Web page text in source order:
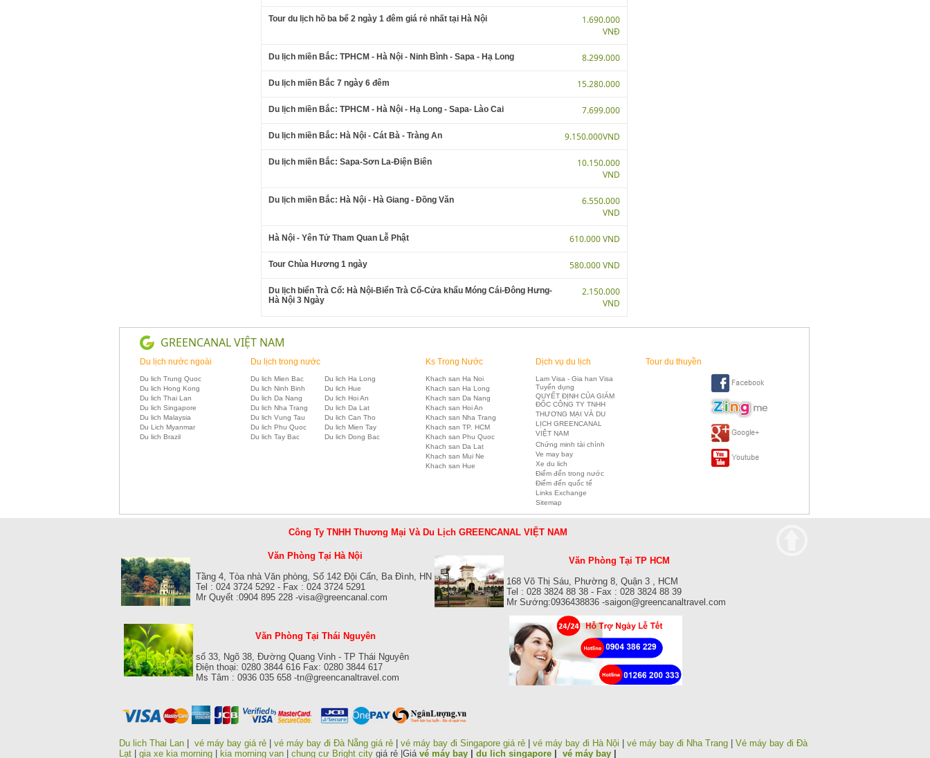
Tour du lịch hồ ba bể 2 ngày 1 đêm giá rẻ nhất tại Hà Nội
1.690.000
VNĐ
Du lịch miền Bắc: TPHCM - Hà Nội - Ninh Bình - Sapa - Hạ Long 8.299.000
Du lịch miền Bắc 7 ngày 6 đêm 15.280.000
Du lịch miền Bắc: TPHCM - Hà Nội - Hạ Long - Sapa- Lào Cai 7.699.000
Du lịch miền Bắc: Hà Nội - Cát Bà - Tràng An 9.150.000VND
Du lịch miền Bắc: Sapa-Sơn La-Điện Biên
10.150.000
VND
Du lịch miền Bắc: Hà Nội - Hà Giang - Đồng Văn
6.550.000
VND
Hà Nội - Yên Tử Tham Quan Lễ Phật 610.000 VND
Tour Chùa Hương 1 ngày 580.000 VND
Du lịch biển Trà Cổ: Hà Nội-Biển Trà Cổ-Cửa khẩu Móng Cái-Đông Hưng-
Hà Nội 3 Ngày
2.150.000
VND
GREENCANAL VIỆT NAM
Du lịch nước ngoài
Du lich Trung Quoc
Du lich Hong Kong
Du lich Thai Lan
Du lich Singapore
Du lich Malaysia
Du Lich Myanmar
Du lich Brazil
Du lịch trong nước
Du lich Mien Bac
Du lich Ha Long
Du lich Ninh Binh
Du lich Hue
Du lich Da Nang
Du lich Hoi An
Du lich Nha Trang
Du lich Da Lat
Du lich Vung Tau
Du lich Can Tho
Du lich Phu Quoc
Du lich Mien Tay
Du lich Tay Bac
Du lich Dong Bac
Ks Trong Nước
Khach san Ha Noi
Khach san Ha Long
Khach san Da Nang
Khach san Hoi An
Khach san Nha Trang
Khach san TP. HCM
Khach san Phu Quoc
Khach san Da Lat
Khach san Mui Ne
Khach san Hue
Dịch vụ du lịch
Lam Visa - Gia han Visa
Tuyển dụng
QUYẾT ĐỊNH CỦA GIÁM
ĐỐC CÔNG TY TNHH
THƯƠNG MẠI VÀ DU
LỊCH GREENCANAL
VIỆT NAM
Chứng minh tài chính
Ve may bay
Xe du lich
Điểm đến trong nước
Điểm đến quốc tế
Links Exchange
Sitemap
Tour du thuyền
Công Ty TNHH Thương Mại Và Du Lịch GREENCANAL VIỆT NAM
Văn Phòng Tại Hà Nội
Tầng 4, Tòa nhà Văn phòng, Số 142 Đội Cấn, Ba Đình, HN
Tel : 024 3724 5292 - Fax : 024 3724 5291
Mr Quyết :0904 895 228 -visa@greencanal.com
Văn Phòng Tại TP HCM
168 Võ Thị Sáu, Phường 8, Quận 3 , HCM
Tel : 028 3824 88 38 - Fax : 028 3824 88 39
Mr Sướng:0936438836 -saigon@greencanaltravel.com
Văn Phòng Tại Thái Nguyên
số 33, Ngõ 38, Đường Quang Vinh - TP Thái Nguyên
Điện thoại: 0280 3844 616 Fax: 0280 3844 617
Ms Tâm : 0936 035 658 -tn@greencanaltravel.com
Du lich Thai Lan vé máy bay giá rẻ vé máy bay đi Đà Nẵng giá rẻ vé máy bay đi Singapore giá rẻ vé máy bay đi Hà Nội vé máy bay đi Nha Trang
Vé máy bay đi Đà
Lạt
gia xe kia morning kia morning van chung cư Bright city giá rẻ |Giá vé máy bay du lich singapore vé máy bay